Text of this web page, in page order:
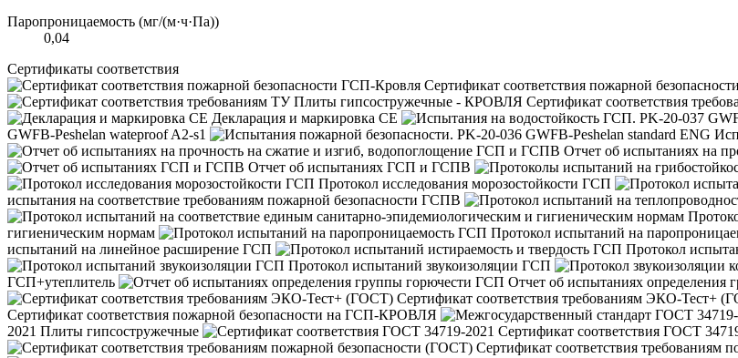
Паропроницаемость (мг/(м·ч·Па))
0,04
Сертификаты соответствия
Сертификат соответствия пожарной
Сертификат соответствия
Декларация и маркировка CE
GWFB-Peshelan wateproof A2-s1
Отчет об испытаниях на
Отчет об испытаниях ГСП и ГСПВ
Протокол исследования морозостойкости ГСП
испытания на соответствие требованиям пожарной безопасности ГСПВ
гигиеническим нормам
Протокол испытаний на
испытаний на линейное расширение ГСП
Протокол
Протокол испытаний звукоизоляции ГСП
ГСП+утеплитель
Отчет об испытаниях определения
Сертификат соответствия требованиям ЭКО-Тест+
Сертификат соответствия пожарной безопасности на ГСП-КРОВЛЯ
2021 Плиты гипсостружечные
Сертификат соответствия ГОСТ
Сертификат соответствия требованиям